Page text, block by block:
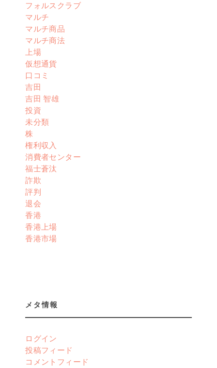
フォルスクラブ
マルチ
マルチ商品
マルチ商法
上場
仮想通貨
口コミ
吉田
吉田 智雄
投資
未分類
株
権利収入
消費者センター
福士蒼汰
詐欺
評判
退会
香港
香港上場
香港市場
メタ情報
ログイン
投稿フィード
コメントフィード